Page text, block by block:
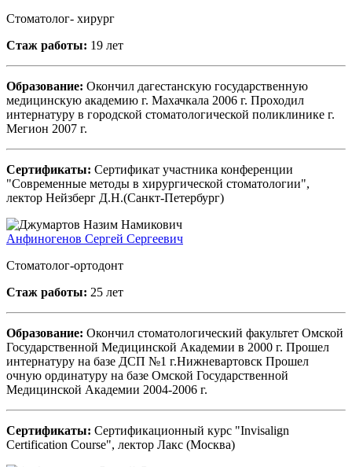
Стоматолог- хирург
Стаж работы: 19 лет
Образование: Окончил дагестанскую государственную
медицинскую академию г. Махачкала 2006 г. Проходил
интернатуру в городской стоматологической поликлинике г.
Мегион 2007 г.
Сертификаты: Сертификат участника конференции
"Современные методы в хирургической стоматологии",
лектор Нейзберг Д.Н.(Санкт-Петербург)
Анфиногенов Сергей Сергеевич
Стоматолог-ортодонт
Стаж работы: 25 лет
Образование: Окончил стоматологический факультет Омской
Государственной Медицинской Академии в 2000 г. Прошел
интернатуру на базе ДСП №1 г.Нижневартовск Прошел
очную ординатуру на базе Омской Государственной
Медицинской Академии 2004-2006 г.
Сертификаты: Сертификационный курс "Invisalign
Certification Course", лектор Лакс (Москва)